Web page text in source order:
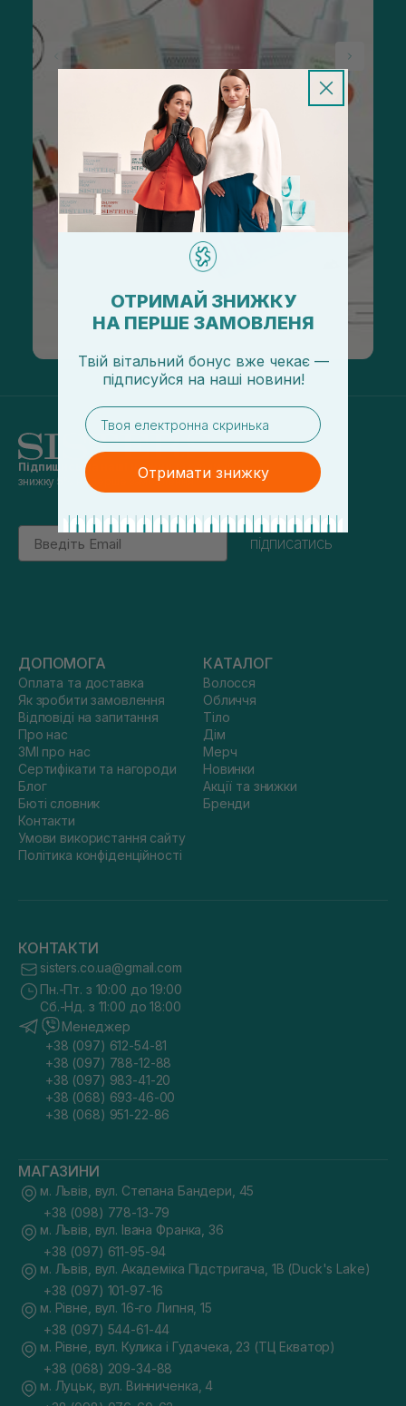
Підпишись на наші новинита отримуй
знижку 5% на перше замовлення
Email
підписатись
ДОПОМОГА
Оплата та доставка
Як зробити замовлення
Відповіді на запитання
Про нас
ЗМІ про нас
Сертифікати та нагороди
Блог
Бюті словник
Контакти
Умови використання сайту
Політика конфіденційності
КАТАЛОГ
Волосся
Обличчя
Тіло
Дім
Мерч
Новинки
Акції та знижки
Бренди
КОНТАКТИ
sisters.co.ua@gmail.com
Пн.-Пт. з 10:00 до 19:00
Сб.-Нд. з 11:00 до 18:00
Менеджер
+38 (097) 612-54-81
+38 (097) 788-12-88
+38 (097) 983-41-20
+38 (068) 693-46-00
+38 (068) 951-22-86
МАГАЗИНИ
м. Львів, вул. Степана Бандери, 45
+38 (098) 778-13-79
м. Львів, вул. Івана Франка, 36
+38 (097) 611-95-94
м. Львів, вул. Академіка Підстригача, 1В (Duck's Lake)
+38 (097) 101-97-16
м. Рівне, вул. 16-го Липня, 15
+38 (097) 544-61-44
м. Рівне, вул. Кулика і Гудачека, 23 (ТЦ Екватор)
+38 (068) 209-34-88
м. Луцьк, вул. Винниченка, 4
ОТРИМАЙ ЗНИЖКУ
НА ПЕРШЕ ЗАМОВЛЕНЯ
Твій вітальний бонус вже чекає —
підписуйся на наші новини!
email
Отримати знижку